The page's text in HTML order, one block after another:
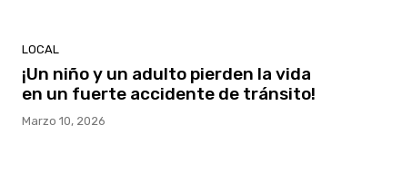
LOCAL
¡Un niño y un adulto pierden la vida
en un fuerte accidente de tránsito!
Marzo 10, 2026